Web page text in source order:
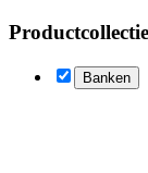
Banken